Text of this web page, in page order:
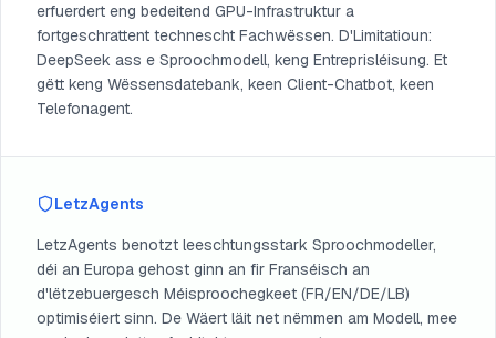
erfuerdert eng bedeitend GPU-Infrastruktur a
fortgeschrattent technescht Fachwëssen. D'Limitatioun:
DeepSeek ass e Sproochmodell, keng Entreprisléisung. Et
gëtt keng Wëssensdatebank, keen Client-Chatbot, keen
Telefonagent.
LetzAgents
LetzAgents benotzt leeschtungsstark Sproochmodeller,
déi an Europa gehost ginn an fir Franséisch an
d'lëtzebuergesch Méisproochegkeet (FR/EN/DE/LB)
optimiséiert sinn. De Wäert läit net nëmmen am Modell, mee